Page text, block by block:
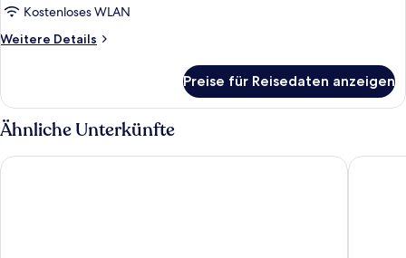
Nichtraucher
Kostenloses WLAN
Weitere Details
Weitere
Maisonette,
2 Schlafzimmer,
Nichtraucher
Preise für Reisedaten anzeigen
Ähnliche Unterkünfte
Concorde De Luxe Resort Lara Antalya - Prive Ultra All